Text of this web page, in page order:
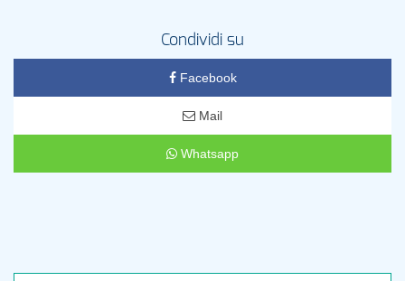
Condividi su
Facebook
Mail
Whatsapp